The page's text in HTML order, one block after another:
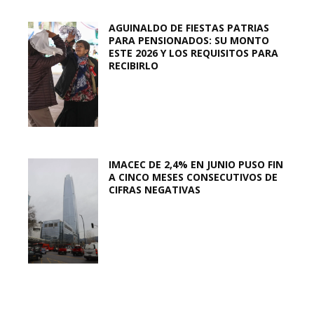
AGUINALDO DE FIESTAS PATRIAS
PARA PENSIONADOS: SU MONTO
ESTE 2026 Y LOS REQUISITOS PARA
RECIBIRLO
IMACEC DE 2,4% EN JUNIO PUSO FIN
A CINCO MESES CONSECUTIVOS DE
CIFRAS NEGATIVAS